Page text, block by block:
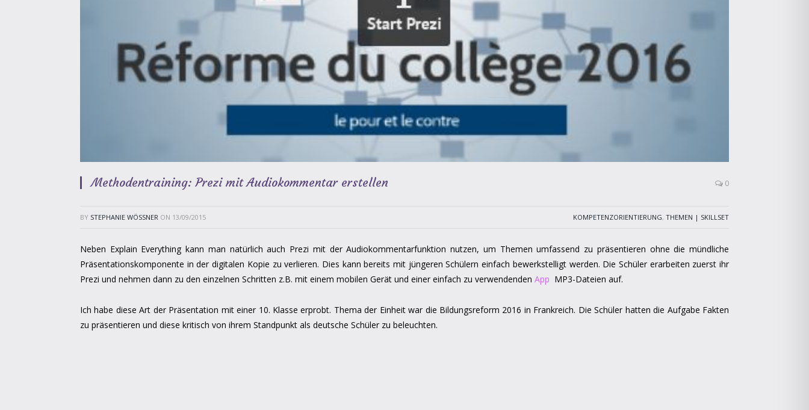
Methodentraining: Prezi mit Audiokommentar erstellen 0
BY STEPHANIE WÖSSNER ON 13/09/2015 KOMPETENZORIENTIERUNG, THEMEN | SKILLSET
Neben Explain Everything kann man natürlich auch Prezi mit der Audiokommentarfunktion nutzen, um Themen umfassend zu präsentieren ohne die mündliche
Präsentationskomponente in der digitalen Kopie zu verlieren. Dies kann bereits mit jüngeren Schülern einfach bewerkstelligt werden. Die Schüler erarbeiten zuerst ihr
Prezi und nehmen dann zu den einzelnen Schritten z.B. mit einem mobilen Gerät und einer einfach zu verwendenden App MP3-Dateien auf.
Ich habe diese Art der Präsentation mit einer 10. Klasse erprobt. Thema der Einheit war die Bildungsreform 2016 in Frankreich. Die Schüler hatten die Aufgabe Fakten
zu präsentieren und diese kritisch von ihrem Standpunkt als deutsche Schüler zu beleuchten.